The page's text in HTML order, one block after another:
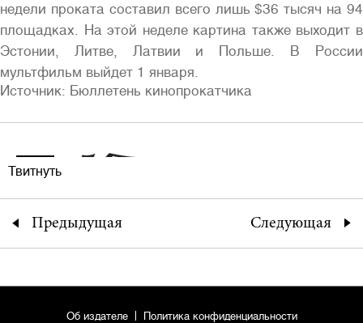
недели проката составил всего лишь $36 тысяч на 94
площадках. На этой неделе картина также выходит в
Эстонии, Литве, Латвии и Польше. В России
мультфильм выйдет 1 января.
Источник: Бюллетень кинопрокатчика
Твитнуть
Предыдущая Следующая
Об издателе Политика конфиденциальности